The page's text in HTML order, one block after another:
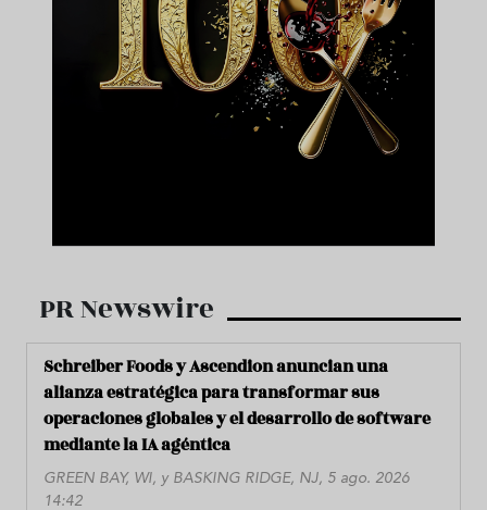
PR Newswire
Schreiber Foods y Ascendion anuncian una
alianza estratégica para transformar sus
operaciones globales y el desarrollo de software
mediante la IA agéntica
GREEN BAY, WI, y BASKING RIDGE, NJ, 5 ago. 2026
14:42